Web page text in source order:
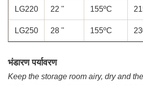
LG220 22 '' 155ºC
LG250 28 '' 155ºC
भंडारण पर्यावरण
Keep the storage room airy, dry and